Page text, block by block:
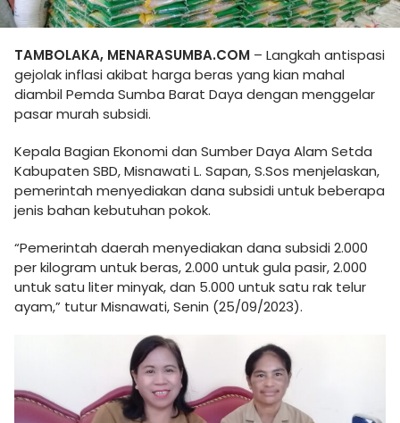
TAMBOLAKA, MENARASUMBA.COM – Langkah antispasi
gejolak inflasi akibat harga beras yang kian mahal
diambil Pemda Sumba Barat Daya dengan menggelar
pasar murah subsidi.
Kepala Bagian Ekonomi dan Sumber Daya Alam Setda
Kabupaten SBD, Misnawati L. Sapan, S.Sos menjelaskan,
pemerintah menyediakan dana subsidi untuk beberapa
jenis bahan kebutuhan pokok.
“Pemerintah daerah menyediakan dana subsidi 2.000
per kilogram untuk beras, 2.000 untuk gula pasir, 2.000
untuk satu liter minyak, dan 5.000 untuk satu rak telur
ayam,” tutur Misnawati, Senin (25/09/2023).